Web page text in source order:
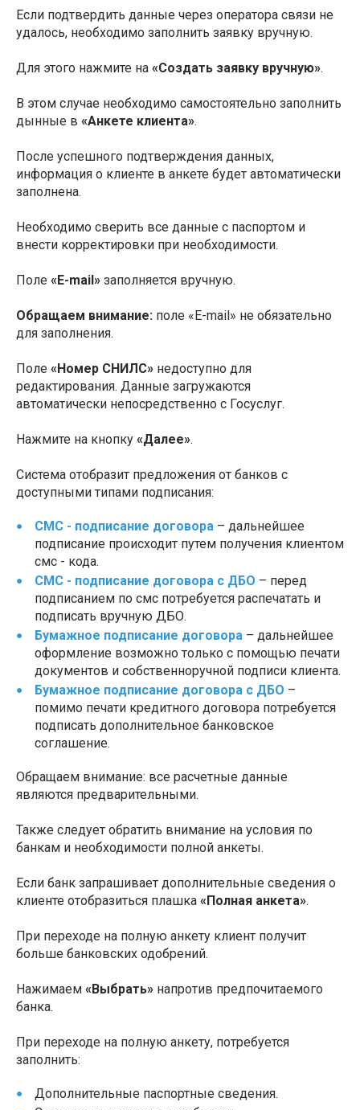
Если подтвердить данные через оператора связи не
удалось, необходимо заполнить заявку вручную.
Для этого нажмите на «Создать заявку вручную».
В этом случае необходимо самостоятельно заполнить
дынные в «Анкете клиента».
После успешного подтверждения данных,
информация о клиенте в анкете будет автоматически
заполнена.
Необходимо сверить все данные с паспортом и
внести корректировки при необходимости.
Поле «E-mail» заполняется вручную.
Обращаем внимание: поле «E-mail» не обязательно
для заполнения.
Поле «Номер СНИЛС» недоступно для
редактирования. Данные загружаются
автоматически непосредственно с Госуслуг.
Нажмите на кнопку «Далее».
Система отобразит предложения от банков с
доступными типами подписания:
СМС - подписание договора– дальнейшее
подписание происходит путем получения клиентом
смс - кода.
СМС - подписание договора с ДБО – перед
подписанием по смс потребуется распечатать и
подписать вручную ДБО.
Бумажное подписание договора– дальнейшее
оформление возможно только с помощью печати
документов и собственноручной подписи клиента.
Бумажное подписание договора с ДБО –
помимо печати кредитного договора потребуется
подписать дополнительное банковское
соглашение.
Обращаем внимание: все расчетные данные
являются предварительными.
Также следует обратить внимание на условия по
банкам и необходимости полной анкеты.
Если банк запрашивает дополнительные сведения о
клиенте отобразиться плашка «Полная анкета».
При переходе на полную анкету клиент получит
больше банковских одобрений.
Нажимаем «Выбрать» напротив предпочитаемого
банка.
При переходе на полную анкету, потребуется
заполнить:
Дополнительные паспортные сведения.